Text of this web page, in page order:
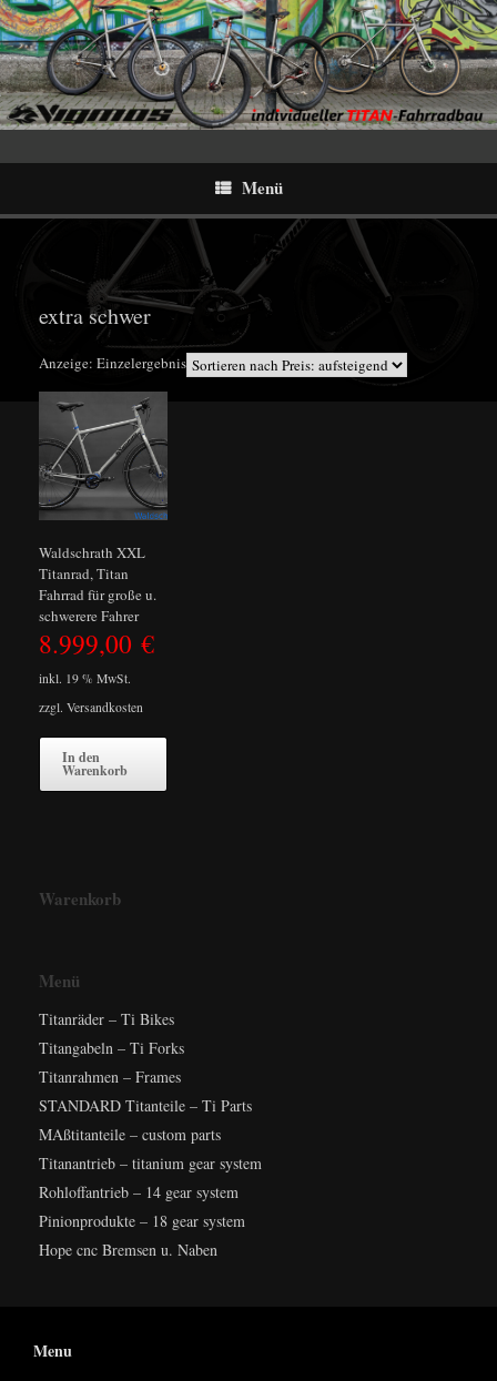
Menü
extra schwer
Anzeige: Einzelergebnis
Waldschrath XXL
Titanrad, Titan
Fahrrad für große u.
schwerere Fahrer
8.999,00 €
inkl. 19 % MwSt.
zzgl. Versandkosten
In den
Warenkorb
Warenkorb
Menü
Titanräder – Ti Bikes
Titangabeln – Ti Forks
Titanrahmen – Frames
STANDARD Titanteile – Ti Parts
MAßtitanteile – custom parts
Titanantrieb – titanium gear system
Rohloffantrieb – 14 gear system
Pinionprodukte – 18 gear system
Hope cnc Bremsen u. Naben
Menu